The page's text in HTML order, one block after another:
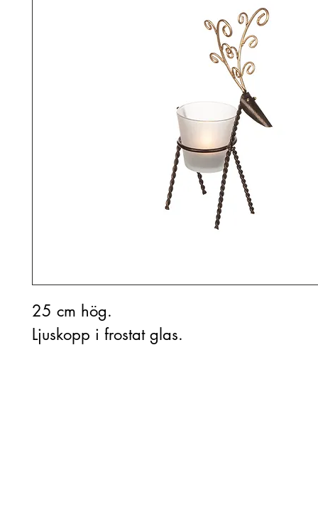
25 cm hög.
Ljuskopp i frostat glas.